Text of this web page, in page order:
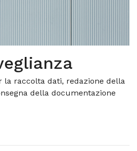
la raccolta dati, redazione della
della documentazione